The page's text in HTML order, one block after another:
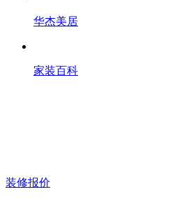
华杰美居
家装百科
装修报价